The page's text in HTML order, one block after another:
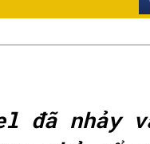
đã nhảy